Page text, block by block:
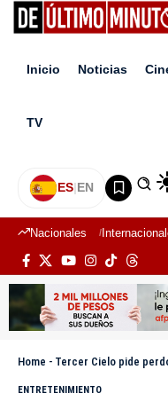
Inicio Noticias
TV
ES|EN
Nacionales
Home - Tercer Cielo pide
ENTRETENIMIENTO